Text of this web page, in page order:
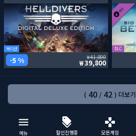
에디션
5 % 41,800
39,800
DLC
( 40 / 42 ) 더보기
메뉴 할인진행중 모든게임